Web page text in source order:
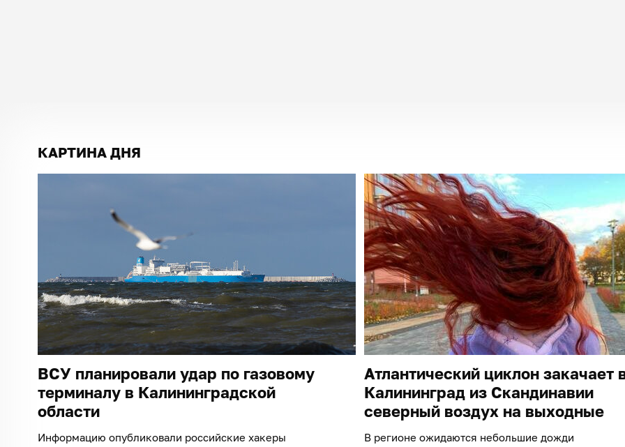
КАРТИНА ДНЯ
ВСУ планировали удар по газовому
терминалу в Калининградской
области
Информацию опубликовали российские хакеры
Атлантический циклон закачает
Калининград из Скандинавии
северный воздух на выходные
В регионе ожидаются небольшие дожди